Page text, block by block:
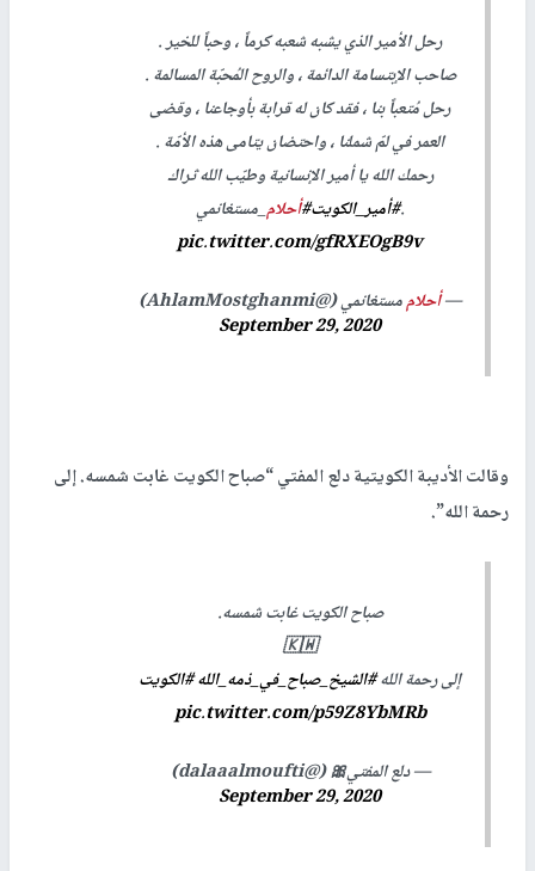
رحل الأمير الذي يشبه شعبه كرماً ، وحباً للخير .
صاحب الإبتسامة الدائمة ، والروح المُحبّة المسالمة .
رحل مُتعباً بنا ، فقد كان له قرابة بأوجاعنا ، وقضى
العمر في لمّ شملنا ، واحتضان يتامى هذه الأمّة .
رحمك الله يا أمير الإنسانية وطيّب الله ثراك
.#أمير_الكويت#أحلام_مستغانمي
pic.twitter.com/gfRXEOgB9v
—أحلاممستغانمي (@AhlamMostghanmi)
September 29, 2020
وقالت الأديبة الكويتية دلع المفتي “صباح الكويت غابت شمسه. إلى
رحمة الله”.
صباح الكويت غابت شمسه.
🇰🇼
إلى رحمة الله#الشيخ_صباح_في_ذمه_الله#الكويت
pic.twitter.com/p59Z8YbMRb
— دلع المفتي🎀 (@dalaaalmoufti)
September 29, 2020